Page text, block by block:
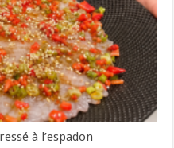
à l’espadon